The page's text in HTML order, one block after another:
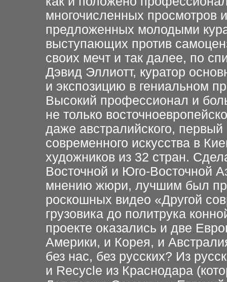
многочисленных просмотров
предложенных молодыми
выступающих против
своих мечт и так далее, по
Дэвид Эллиотт, куратор
и экспозицию в гениальном
Высокий профессионал и
не только
даже австралийского,
современного искусства в
художников из 32 стран.
Восточной и Юго-Восточной
мнению жюри, лучшим был
роскошных видео «Другой
грузовика до политрука
проекте оказались и две
Америки, и Корея, и
без нас, без русских? Из
и Recycle из Краснодара